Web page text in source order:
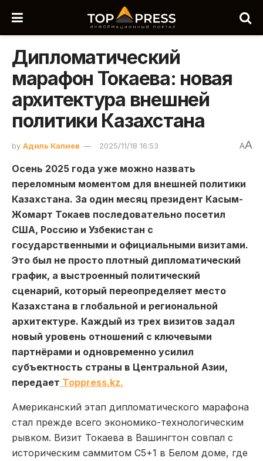
Дипломатический
марафон Токаева: новая
архитектура внешней
политики Казахстана
by Адиль Калиев 2025/11/18 16:53 AA
Осень 2025 года уже можно назвать
переломным моментом для внешней политики
Казахстана. За один месяц президент Касым-
Жомарт Токаев последовательно посетил
США, Россию и Узбекистан с
государственными и официальными визитами.
Это был не просто плотный дипломатический
график, а выстроенный политический
сценарий, который переопределяет место
Казахстана в глобальной и региональной
архитектуре. Каждый из трех визитов задал
новый уровень отношений с ключевыми
партнёрами и одновременно усилил
субъектность страны в Центральной Азии,
передает Toppress.kz.
Американский этап дипломатического марафона
стал прежде всего экономико-технологическим
рывком. Визит Токаева в Вашингтон совпал с
историческим саммитом C5+1 в Белом доме, где